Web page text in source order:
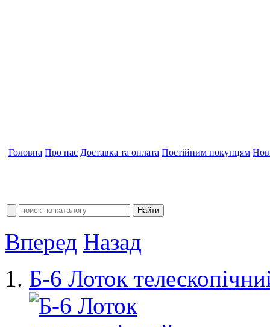
Головна Про нас Доставка та оплата Постійним покупцям
Вперед Назад
Б-6 Лоток